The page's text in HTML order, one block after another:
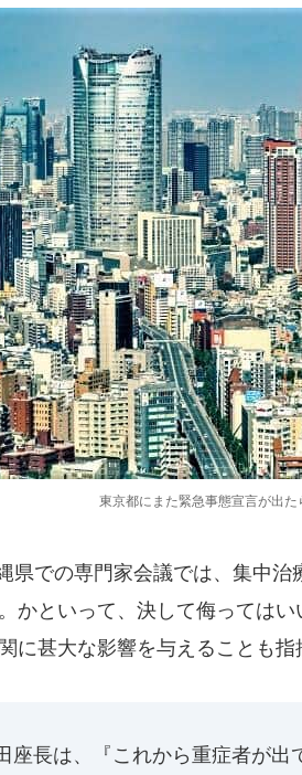
東京都にまた緊急事態宣言が出た
県での専門家会議では、集中治
かといって、決して侮っては
に甚大な影響を与えることも指
座長は、『これから重症者が